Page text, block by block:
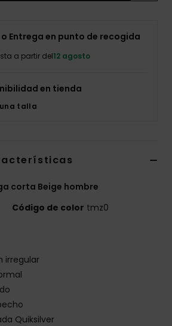
Entrega en punto de recogida
a partir del12 agosto
en tienda
talla
corta Beige hombre
Código de color tmz0
irregular
Quiksilver